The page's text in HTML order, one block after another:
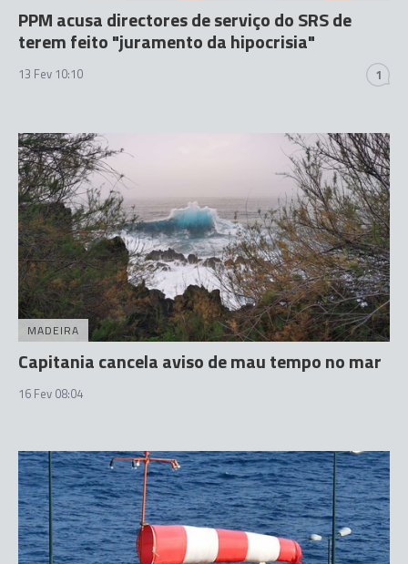
PPM acusa directores de serviço do SRS de
terem feito "juramento da hipocrisia"
13 Fev 10:10 1
MADEIRA
Capitania cancela aviso de mau tempo no mar
16 Fev 08:04